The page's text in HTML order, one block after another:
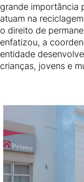
grande importância
atuam na
o direito de
enfatizou, a
entidade
crianças, jovens e